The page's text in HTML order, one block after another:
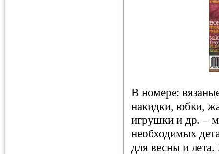
В номере:
накидки, юбки,
игрушки и др. –
необходимых
для весны и